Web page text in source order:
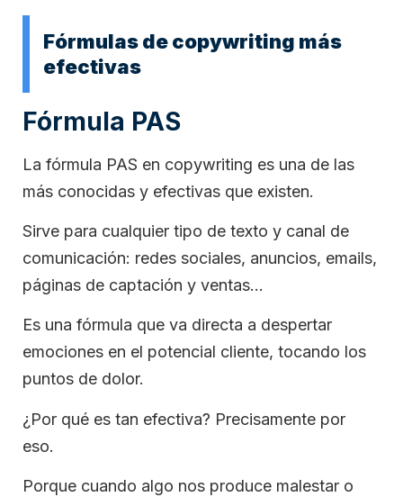
Fórmulas de copywriting más
efectivas
Fórmula PAS
La fórmula PAS en copywriting es una de las
más conocidas y efectivas que existen.
Sirve para cualquier tipo de texto y canal de
comunicación: redes sociales, anuncios, emails,
páginas de captación y ventas…
Es una fórmula que va directa a despertar
emociones en el potencial cliente, tocando los
puntos de dolor.
¿Por qué es tan efectiva? Precisamente por
eso.
Porque cuando algo nos produce malestar o